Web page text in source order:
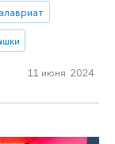
11 июня 2024